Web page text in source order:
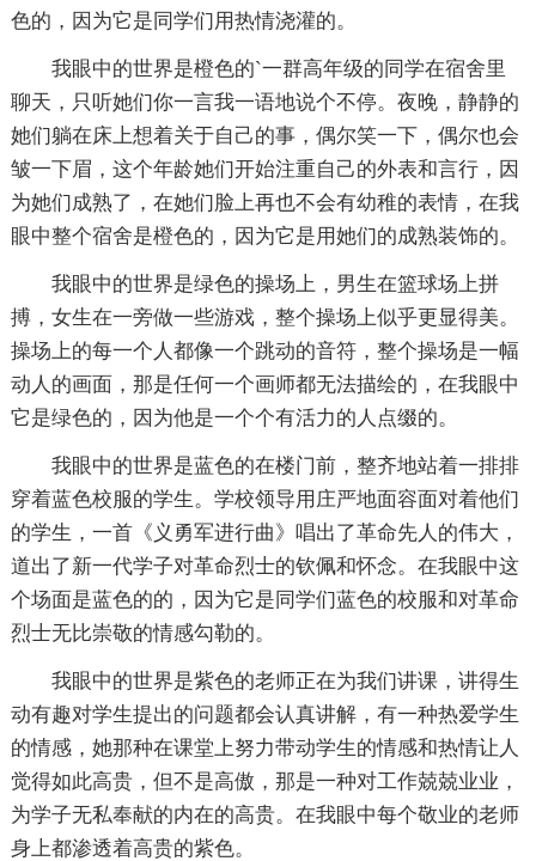
色的，因为它是同学们用热情浇灌的。
我眼中的世界是橙色的`一群高年级的同学在宿舍里
聊天，只听她们你一言我一语地说个不停。夜晚，静静的
她们躺在床上想着关于自己的事，偶尔笑一下，偶尔也会
皱一下眉，这个年龄她们开始注重自己的外表和言行，因
为她们成熟了，在她们脸上再也不会有幼稚的表情，在我
眼中整个宿舍是橙色的，因为它是用她们的成熟装饰的。
我眼中的世界是绿色的操场上，男生在篮球场上拼
搏，女生在一旁做一些游戏，整个操场上似乎更显得美。
操场上的每一个人都像一个跳动的音符，整个操场是一幅
动人的画面，那是任何一个画师都无法描绘的，在我眼中
它是绿色的，因为他是一个个有活力的人点缀的。
我眼中的世界是蓝色的在楼门前，整齐地站着一排排
穿着蓝色校服的学生。学校领导用庄严地面容面对着他们
的学生，一首《义勇军进行曲》唱出了革命先人的伟大，
道出了新一代学子对革命烈士的钦佩和怀念。在我眼中这
个场面是蓝色的的，因为它是同学们蓝色的校服和对革命
烈士无比崇敬的情感勾勒的。
我眼中的世界是紫色的老师正在为我们讲课，讲得生
动有趣对学生提出的问题都会认真讲解，有一种热爱学生
的情感，她那种在课堂上努力带动学生的情感和热情让人
觉得如此高贵，但不是高傲，那是一种对工作兢兢业业，
为学子无私奉献的内在的高贵。在我眼中每个敬业的老师
身上都渗透着高贵的紫色。